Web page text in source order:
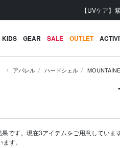
会員登
KIDS GEAR SALE OUTLET
アパレル ハードシェル
です。現在3アイテムをご用意してい
す。